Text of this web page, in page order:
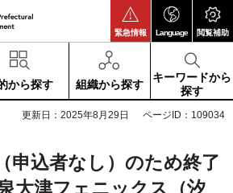
緊急情報 Language 閲覧補助
から探す 組織から探す
キーワードから
探す
更新日：2025年8月29日 ページID：109034
申込者なし）のため終了
大津フェニックス（汐